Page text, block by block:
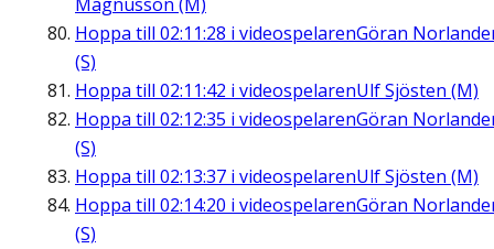
Hoppa till 02:11:28 i videospelarenGöran
(S)
Hoppa till 02:11:42 i videospelarenUlf Sjösten (M)
Hoppa till 02:12:35 i videospelarenGöran
(S)
Hoppa till 02:13:37 i videospelarenUlf Sjösten (M)
Hoppa till 02:14:20 i videospelarenGöran
(S)